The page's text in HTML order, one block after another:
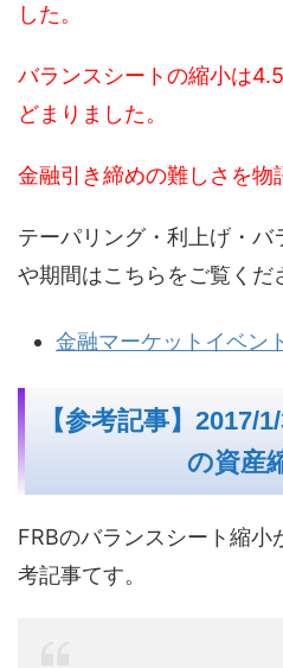
した。
バランスシートの縮小は
どまりました。
金融引き締めの難しさを物
テーパリング・利上げ・
や期間はこちらをご覧くだ
金融マーケットイベン
【参考記事】2017/
の資産
FRBのバランスシート縮小
考記事てす。